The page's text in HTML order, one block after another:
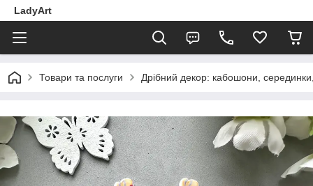
LadyArt
Товари та послуги Дрібний декор: кабошони,